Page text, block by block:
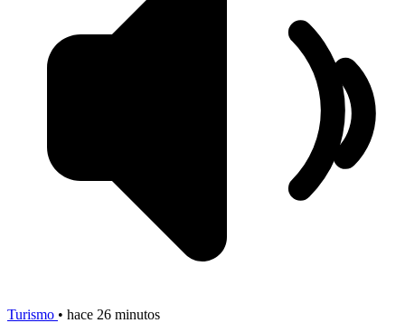
Turismo • hace 26 minutos